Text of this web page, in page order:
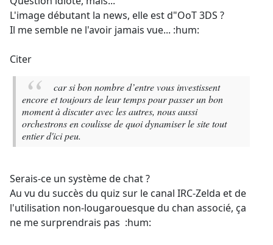
L'image débutant la news, elle est d"OoT 3DS ?
Il me semble ne l'avoir jamais vue... :hum:
Citer
car si bon nombre d’entre vous investissent
encore et toujours de leur temps pour passer un bon
moment à discuter avec les autres, nous aussi
orchestrons en coulisse de quoi dynamiser le site tout
entier d'ici peu.
Serais-ce un système de chat ?
Au vu du succès du quiz sur le canal IRC-Zelda et de
l'utilisation non-lougarouesque du chan associé, ça
ne me surprendrais pas :hum: